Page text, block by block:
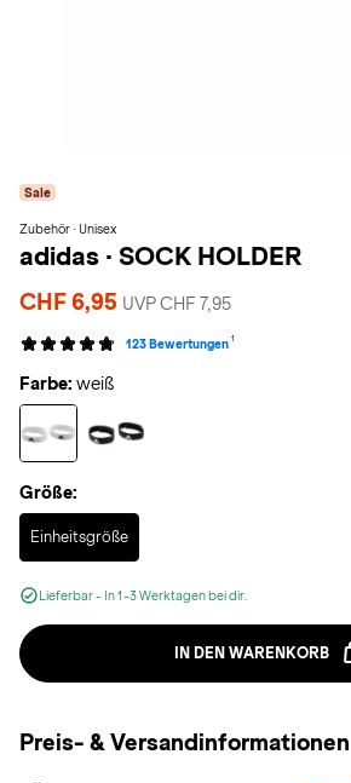
Sale
Zubehör · Unisex
adidas · SOCK HOLDER
CHF 6,95 UVP CHF 7,95
123 Bewertungen 1
Farbe: weiß
Größe:
Einheitsgröße
Selected
Lieferbar - In 1-3 Werktagen bei dir.
IN DEN WARENKORB
Preis- & Versandinformationen